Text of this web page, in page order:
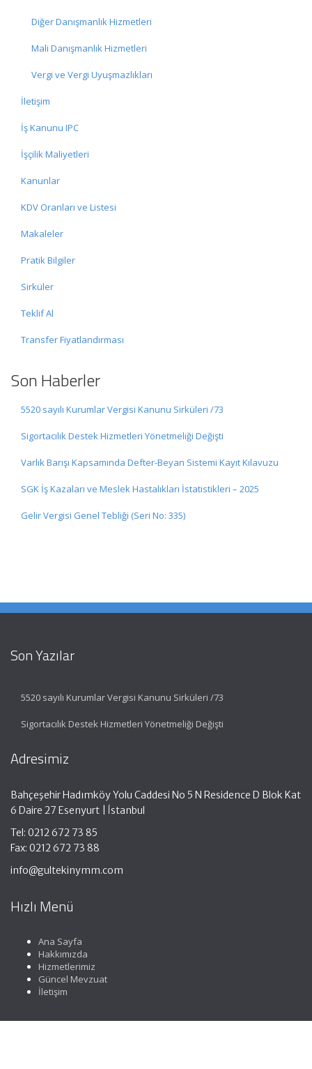
Diğer Danışmanlık Hizmetleri
Mali Danışmanlık Hizmetleri
Vergi ve Vergi Uyuşmazlıkları
İletişim
İş Kanunu IPC
İşçilik Maliyetleri
Kanunlar
KDV Oranları ve Listesi
Makaleler
Pratik Bilgiler
Sirküler
Teklif Al
Transfer Fiyatlandırması
Son Haberler
5520 sayılı Kurumlar Vergisi Kanunu Sirküleri /73
Sigortacılık Destek Hizmetleri Yönetmeliği Değişti
Varlık Barışı Kapsamında Defter-Beyan Sistemi Kayıt Kılavuzu
SGK İş Kazaları ve Meslek Hastalıkları İstatistikleri – 2025
Gelir Vergisi Genel Tebliği (Seri No: 335)
Son Yazılar
5520 sayılı Kurumlar Vergisi Kanunu Sirküleri /73
Sigortacılık Destek Hizmetleri Yönetmeliği Değişti
Adresimiz
Bahçeşehir Hadımköy Yolu Caddesi No 5 N Residence D Blok Kat
6 Daire 27 Esenyurt | İstanbul
Tel: 0212 672 73 85
Fax: 0212 672 73 88
info@gultekinymm.com
Hızlı Menü
Ana Sayfa
Hakkımızda
Hizmetlerimiz
Güncel Mevzuat
İletişim
Faydalı Linkler